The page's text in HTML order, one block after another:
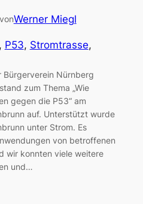
Werner Miegl
, P53, Stromtrasse
Bürgerverein Nürnberg
zum Thema „Wie
gegen die P53“ am
auf. Unterstützt wurde
unter Strom. Es
von betroffenen
wir konnten viele weitere
und…